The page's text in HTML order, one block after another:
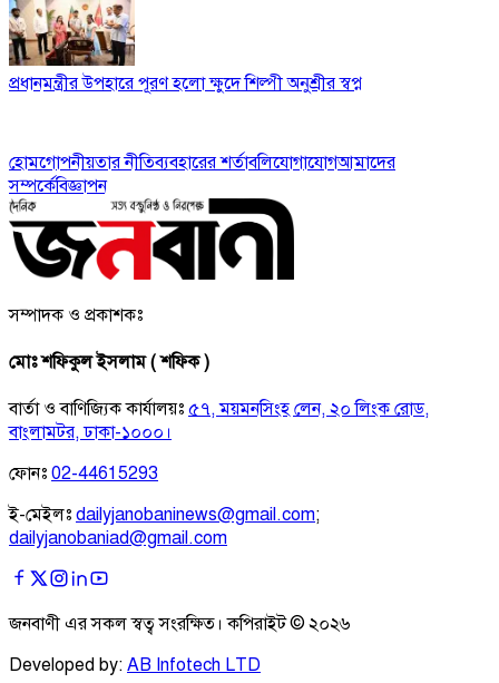
প্রধানমন্ত্রীর উপহারে পূরণ হলো ক্ষুদে শিল্পী অনুশ্রীর স্বপ্ন
হোমগোপনীয়তার নীতিব্যবহারের শর্তাবলিযোগাযোগআমাদের
সম্পর্কেবিজ্ঞাপন
সম্পাদক ও প্রকাশকঃ
মোঃ শফিকুল ইসলাম ( শফিক )
বার্তা ও বাণিজ্যিক কার্যালয়ঃ ৫৭, ময়মনসিংহ লেন, ২০ লিংক রোড,
বাংলামটর, ঢাকা-১০০০।
ফোনঃ 02-44615293
ই-মেইলঃ dailyjanobaninews@gmail.com;
dailyjanobaniad@gmail.com
জনবাণী এর সকল স্বত্ব সংরক্ষিত। কপিরাইট © ২০২৬
Developed by: AB Infotech LTD